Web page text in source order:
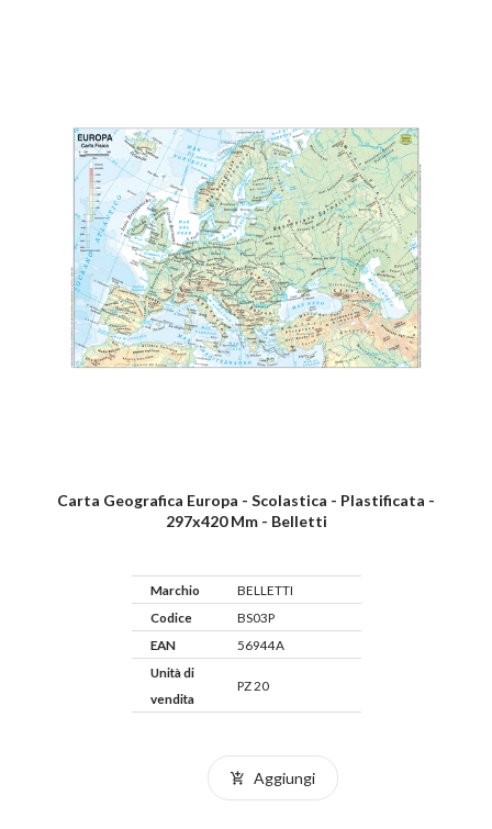
Carta Geografica Europa - Scolastica - Plastificata -
297x420 Mm - Belletti
Marchio
BELLETTI
Codice
BS03P
EAN
56944A
Unità di
vendita
PZ 20
Aggiungi